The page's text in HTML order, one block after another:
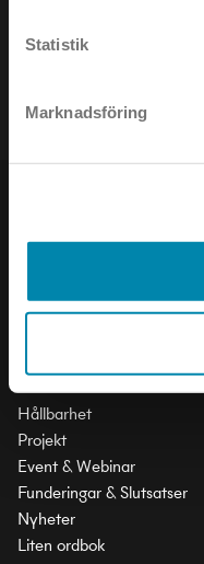
Statistik
Marknadsföring
Stad och Trafik
Hållbarhet
Projekt
Event & Webinar
Funderingar & Slutsatser
Nyheter
Liten ordbok